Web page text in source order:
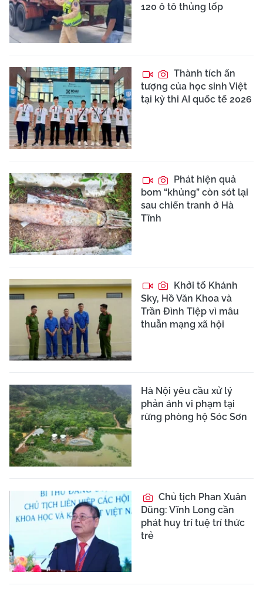
120 ô tô thủng lốp
Thành tích ấn
tượng của học sinh Việt
tại kỳ thi AI quốc tế 2026
Phát hiện quả
bom “khủng” còn sót lại
sau chiến tranh ở Hà
Tĩnh
Khởi tố Khánh
Sky, Hồ Văn Khoa và
Trần Đình Tiệp vì mâu
thuẫn mạng xã hội
Hà Nội yêu cầu xử lý
phản ánh vi phạm tại
rừng phòng hộ Sóc Sơn
Chủ tịch Phan Xuân
Dũng: Vĩnh Long cần
phát huy trí tuệ trí thức
trẻ